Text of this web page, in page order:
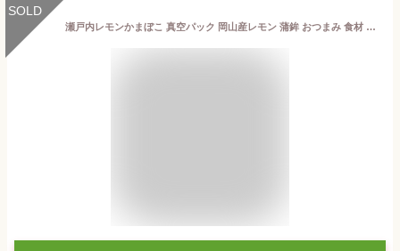
SOLD
瀬戸内レモンかまぼこ 真空パック 岡山産レモン 蒲鉾 おつまみ 食材 練り物 冷蔵 お取り寄せ 高タンパク 低脂質 11/15かまぼこの日 岡山県×ESSE 岡山うまいもんラボ ESSEプラチナインフルエンサー おかやま果実 ワイン お土産